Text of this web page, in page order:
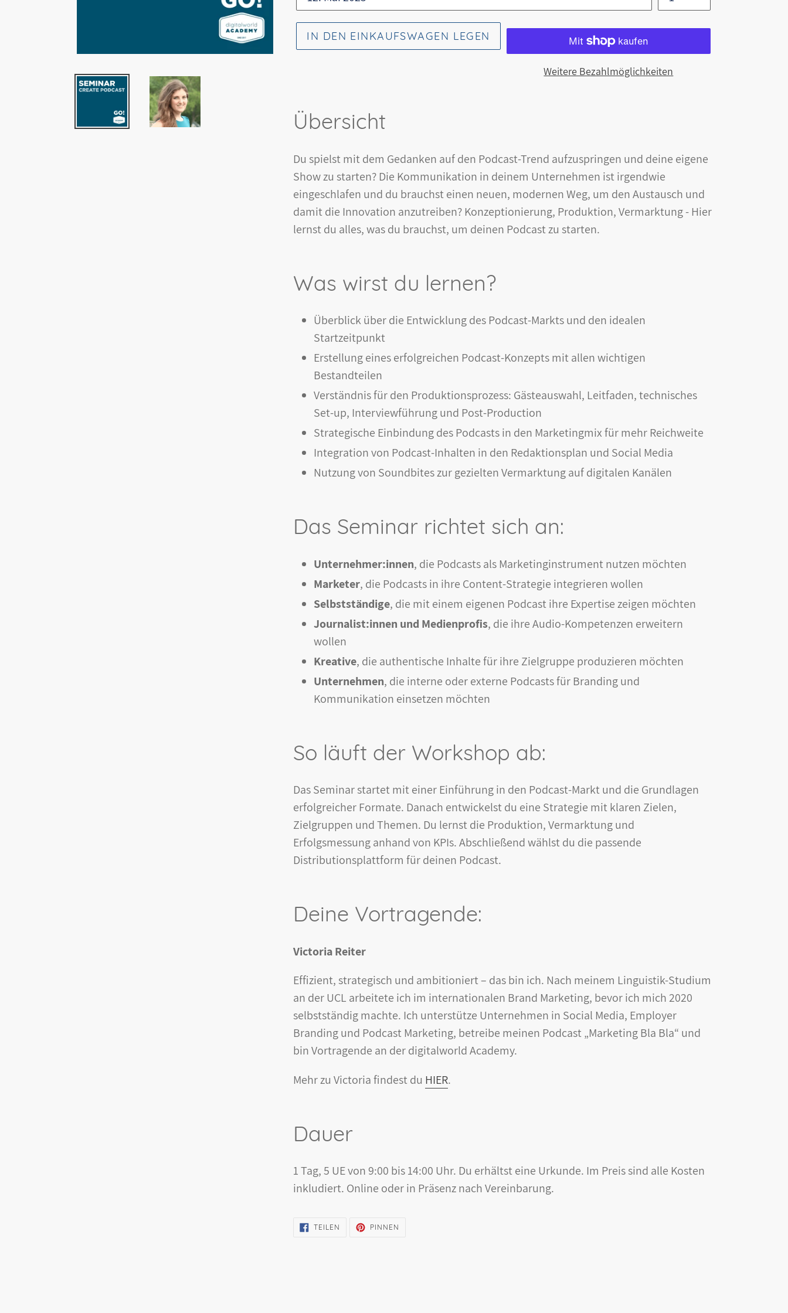
IN DEN EINKAUFSWAGEN LEGEN
Weitere Bezahlmöglichkeiten
Übersicht
Du spielst mit dem Gedanken auf den Podcast-Trend aufzuspringen und deine eigene
Show zu starten? Die Kommunikation in deinem Unternehmen ist irgendwie
eingeschlafen und du brauchst einen neuen, modernen Weg, um den Austausch und
damit die Innovation anzutreiben? Konzeptionierung, Produktion, Vermarktung - Hier
lernst du alles, was du brauchst, um deinen Podcast zu starten.
Was wirst du lernen?
Überblick über die Entwicklung des Podcast-Markts und den idealen
Startzeitpunkt
Erstellung eines erfolgreichen Podcast-Konzepts mit allen wichtigen
Bestandteilen
Verständnis für den Produktionsprozess: Gästeauswahl, Leitfaden, technisches
Set-up, Interviewführung und Post-Production
Strategische Einbindung des Podcasts in den Marketingmix für mehr Reichweite
Integration von Podcast-Inhalten in den Redaktionsplan und Social Media
Nutzung von Soundbites zur gezielten Vermarktung auf digitalen Kanälen
Das Seminar richtet sich an:
Unternehmer:innen, die Podcasts als Marketinginstrument nutzen möchten
Marketer, die Podcasts in ihre Content-Strategie integrieren wollen
Selbstständige, die mit einem eigenen Podcast ihre Expertise zeigen möchten
Journalist:innen und Medienprofis, die ihre Audio-Kompetenzen erweitern
wollen
Kreative, die authentische Inhalte für ihre Zielgruppe produzieren möchten
Unternehmen, die interne oder externe Podcasts für Branding und
Kommunikation einsetzen möchten
So läuft der Workshop ab:
Das Seminar startet mit einer Einführung in den Podcast-Markt und die Grundlagen
erfolgreicher Formate. Danach entwickelst du eine Strategie mit klaren Zielen,
Zielgruppen und Themen. Du lernst die Produktion, Vermarktung und
Erfolgsmessung anhand von KPIs. Abschließend wählst du die passende
Distributionsplattform für deinen Podcast.
Deine Vortragende:
Victoria Reiter
Effizient, strategisch und ambitioniert – das bin ich. Nach meinem Linguistik-Studium
an der UCL arbeitete ich im internationalen Brand Marketing, bevor ich mich 2020
selbstständig machte. Ich unterstütze Unternehmen in Social Media, Employer
Branding und Podcast Marketing, betreibe meinen Podcast „Marketing Bla Bla“ und
bin Vortragende an der digitalworld Academy.
Mehr zu Victoria findest du HIER.
Dauer
1 Tag, 5 UE von 9:00 bis 14:00 Uhr. Du erhältst eine Urkunde. Im Preis sind alle Kosten
inkludiert. Online oder in Präsenz nach Vereinbarung.
TEILEN
FACEBOOK
PINNEN